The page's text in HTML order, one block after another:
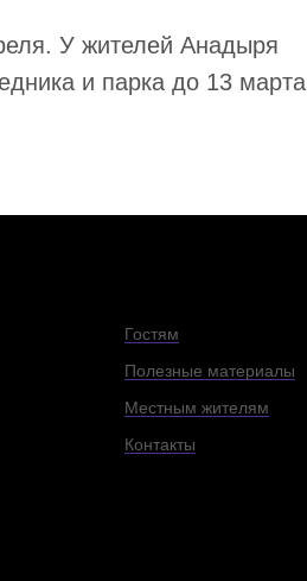
У жителей Анадыря
и парка до 13 марта
Гостям
Полезные материалы
Местным жителям
Контакты